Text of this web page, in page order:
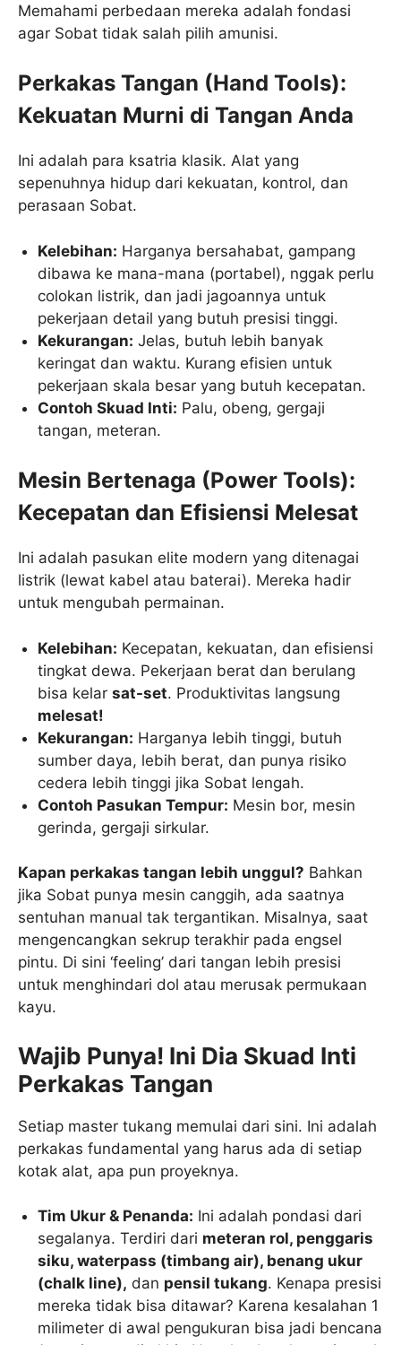
Memahami perbedaan mereka adalah fondasi
agar Sobat tidak salah pilih amunisi.
Perkakas Tangan (Hand Tools):
Kekuatan Murni di Tangan Anda
Ini adalah para ksatria klasik. Alat yang
sepenuhnya hidup dari kekuatan, kontrol, dan
perasaan Sobat.
Kelebihan: Harganya bersahabat, gampang
dibawa ke mana-mana (portabel), nggak perlu
colokan listrik, dan jadi jagoannya untuk
pekerjaan detail yang butuh presisi tinggi.
Kekurangan: Jelas, butuh lebih banyak
keringat dan waktu. Kurang efisien untuk
pekerjaan skala besar yang butuh kecepatan.
Contoh Skuad Inti: Palu, obeng, gergaji
tangan, meteran.
Mesin Bertenaga (Power Tools):
Kecepatan dan Efisiensi Melesat
Ini adalah pasukan elite modern yang ditenagai
listrik (lewat kabel atau baterai). Mereka hadir
untuk mengubah permainan.
Kelebihan: Kecepatan, kekuatan, dan efisiensi
tingkat dewa. Pekerjaan berat dan berulang
bisa kelarsat-set. Produktivitas langsung
melesat!
Kekurangan: Harganya lebih tinggi, butuh
sumber daya, lebih berat, dan punya risiko
cedera lebih tinggi jika Sobat lengah.
Contoh Pasukan Tempur: Mesin bor, mesin
gerinda, gergaji sirkular.
Kapan perkakas tangan lebih unggul? Bahkan
jika Sobat punya mesin canggih, ada saatnya
sentuhan manual tak tergantikan. Misalnya, saat
mengencangkan sekrup terakhir pada engsel
pintu. Di sini ‘feeling’ dari tangan lebih presisi
untuk menghindari dol atau merusak permukaan
kayu.
Wajib Punya! Ini Dia Skuad Inti
Perkakas Tangan
Setiap master tukang memulai dari sini. Ini adalah
perkakas fundamental yang harus ada di setiap
kotak alat, apa pun proyeknya.
Tim Ukur & Penanda: Ini adalah pondasi dari
segalanya. Terdiri dari meteran rol, penggaris
siku, waterpass (timbang air), benang ukur
(chalk line), dan pensil tukang. Kenapa presisi
mereka tidak bisa ditawar? Karena kesalahan 1
milimeter di awal pengukuran bisa jadi bencana